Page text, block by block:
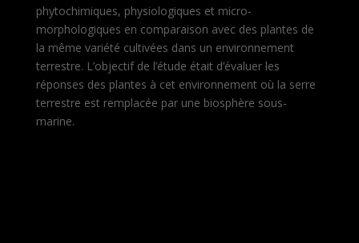
phytochimiques, physiologiques et micro-
morphologiques en comparaison avec des plantes de
la même variété cultivées dans un environnement
terrestre. L’objectif de l’étude était d’évaluer les
réponses des plantes à cet environnement où la serre
terrestre est remplacée par une biosphère sous-
marine.